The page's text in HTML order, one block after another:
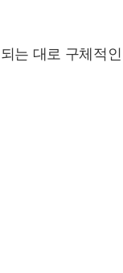
는 대로 구체적